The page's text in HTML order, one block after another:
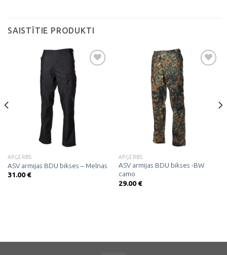
SAISTĪTIE PRODUKTI
APĢĒRBS
ASV armijas BDU bikses – Melnas
31.00€
APĢĒRBS
ASV armijas BDU bikses -BW
camo
29.00€